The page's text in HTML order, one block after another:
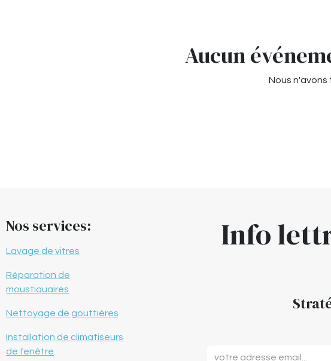
Aucun
Nous
Nos services:
Lavage de vitres
Réparation de
moustiquaires
Nettoyage de gouttières
Installation de climatiseurs
de fenêtre
Info